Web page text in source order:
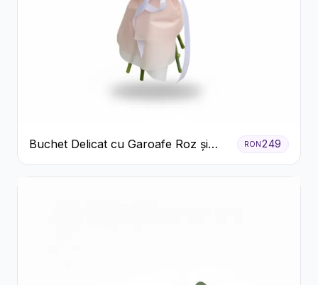
Buchet Delicat cu Garoafe Roz și
Crizanteme Albe
RON249